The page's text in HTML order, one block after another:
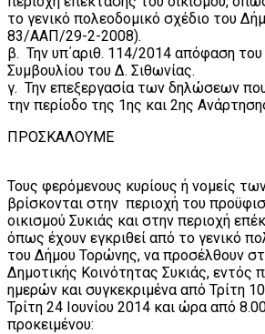
το γενικό πολεοδομικό σχέδιο του
83/ΑΑΠ/29-2-2008).
β. Την υπ΄αριθ. 114/2014 απόφαση του
Συμβουλίου του Δ. Σιθωνίας.
γ. Την επεξεργασία των δηλώσεων
την περίοδο της 1ης και 2ης
ΠΡΟΣΚΑΛΟΥΜΕ
Τους φερόμενους κυρίους ή νομείς
βρίσκονται στην περιοχή του
οικισμού Συκιάς και στην περιοχή
όπως έχουν εγκριθεί από το γενικό
του Δήμου Τορώνης, να προσέλθουν
Δημοτικής Κοινότητας Συκιάς, εντός
ημερών και συγκεκριμένα από Τρίτη
Τρίτη 24 Ιουνίου 2014 και ώρα από
προκειμένου: